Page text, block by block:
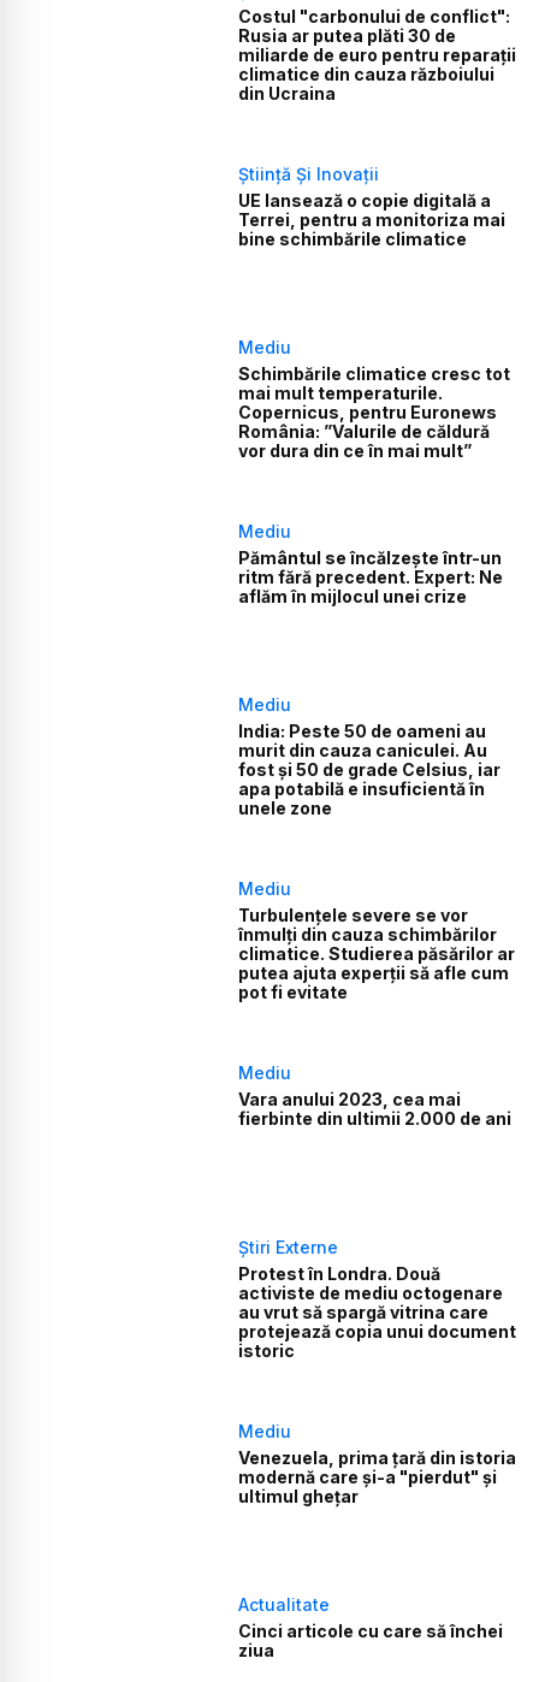
Costul "carbonului de conflict":
Rusia ar putea plăti 30 de
miliarde de euro pentru reparații
climatice din cauza războiului
din Ucraina
Știință Și Inovații
UE lansează o copie digitală a
Terrei, pentru a monitoriza mai
bine schimbările climatice
Mediu
Schimbările climatice cresc tot
mai mult temperaturile.
Copernicus, pentru Euronews
România: ”Valurile de căldură
vor dura din ce în mai mult”
Mediu
Pământul se încălzește într-un
ritm fără precedent. Expert: Ne
aflăm în mijlocul unei crize
Mediu
India: Peste 50 de oameni au
murit din cauza caniculei. Au
fost și 50 de grade Celsius, iar
apa potabilă e insuficientă în
unele zone
Mediu
Turbulențele severe se vor
înmulți din cauza schimbărilor
climatice. Studierea păsărilor ar
putea ajuta experții să afle cum
pot fi evitate
Mediu
Vara anului 2023, cea mai
fierbinte din ultimii 2.000 de ani
Știri Externe
Protest în Londra. Două
activiste de mediu octogenare
au vrut să spargă vitrina care
protejează copia unui document
istoric
Mediu
Venezuela, prima țară din istoria
modernă care și-a "pierdut" și
ultimul ghețar
Actualitate
Cinci articole cu care să închei
ziua